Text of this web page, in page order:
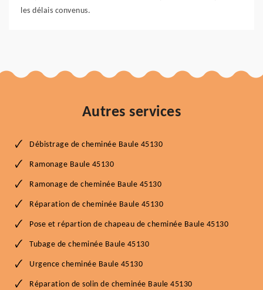
les délais convenus.
Autres services
Débistrage de cheminée Baule 45130
Ramonage Baule 45130
Ramonage de cheminée Baule 45130
Réparation de cheminée Baule 45130
Pose et répartion de chapeau de cheminée Baule 45130
Tubage de cheminée Baule 45130
Urgence cheminée Baule 45130
Réparation de solin de cheminée Baule 45130